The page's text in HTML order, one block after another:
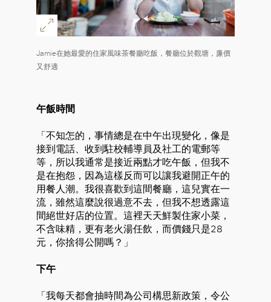
Jamie在她最愛的住家風味茶餐廳吃飯，餐廳位於觀塘，廉價
又舒適
午飯時間
「不知怎的，事情總是在中午出現變化，像是
接到電話、收到駐校輔導員及社工的電郵等
等，所以我通常是接近兩點才吃午飯，但我不
是在抱怨，因為這樣反而可以讓我避開正午的
用餐人潮。我很喜歡到這間餐廳，這兒實在一
流，雖然這麼說很過意不去，但我不想透露這
間絕世好店的位置。這裡天天鮮製住家小菜，
不含味精，更有老火湯任飲，而價錢只是28
元，你捨得公開嗎？」
下午
「我每天都會抽時間為公司構思新政策，令公